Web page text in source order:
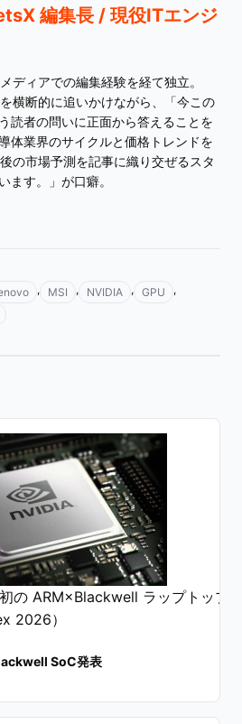
編集長 / 現役ITエンジ
ィアでの編集経験を経て独立。
横断的に追いかけながら、「今この
読者の問いに正面から答えることを
体業界のサイクルと価格トレンドを
の市場予測を記事に織り交ぜるスタ
ます。」が口癖。
, MSI , NVIDIA , GPU
,
の ARM×Blackwell ラップトップ
2026）
SoC発表